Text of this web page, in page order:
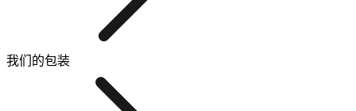
我们的包装